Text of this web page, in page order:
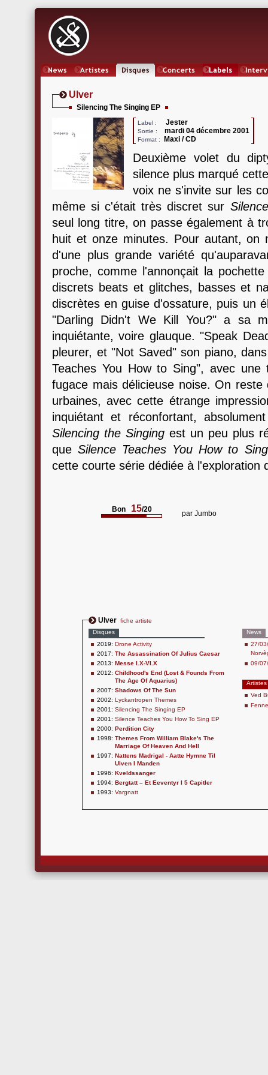
Ulver
Silencing The Singing EP
Label : Jester
Sortie : mardi 04 décembre 2001
Format : Maxi / CD
Deuxième volet du
silence plus marqué
voix ne s'invite sur les
même si c'était très discret sur
seul long titre, on passe également à
huit et onze minutes. Pour autant, on
d'une plus grande variété
proche, comme l'annonçait la
discrets beats et glitches, basses et
discrètes en guise d'ossature, puis un
"Darling Didn't We Kill You?" a sa
inquiétante, voire glauque. "Speak
pleurer, et "Not Saved" son piano,
Teaches You How to Sing", avec
fugace mais délicieuse noise. On
urbaines, avec cette étrange
inquiétant et réconfortant,
Silencing the Singing est un peu plus
queSilence Teaches You How to Sing
cette courte série dédiée à l'exploration
Bon 15/20 par Jumbo
Ulver fiche artiste
Disques
2019: Drone Activity
2017: The Assassination Of Julius Caesar
2013: Messe I.X-VI.X
2012: Childhood's End (Lost & Founds From
The Age Of Aquarius)
2007: Shadows Of The Sun
2002: Lyckantropen Themes
2001: Silencing The Singing EP
2001: Silence Teaches You How To Sing EP
2000: Perdition City
1998: Themes From William Blake's The
Marriage Of Heaven And Hell
1997: Nattens Madrigal - Aatte Hymne Til
Ulven I Manden
1996: Kveldssanger
1994: Bergtatt – Et Eeventyr I 5 Capitler
1993: Vargnatt
News
27/
09/
Artistes
Ved